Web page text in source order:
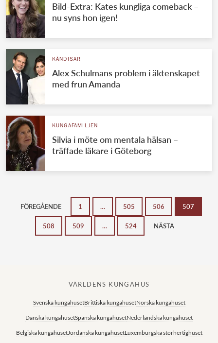
Spanska kungahuset
Nederländska kungahuset
Jordanska kungahuset
Luxemburgska storhertighuset
Marockanska kungahuset
Monacos furstehus
Bild-Extra: Kates kungliga comeback –
nu syns hon igen!
KÄNDISAR
Alex Schulmans problem i äktenskapet
med frun Amanda
KUNGAFAMILJEN
Silvia i möte om mentala hälsan –
träffade läkare i Göteborg
FÖREGÅENDE 1 … 505 506 507
508 509 … 524 NÄSTA
VÄRLDENS KUNGAHUS
Svenska kungahusetBrittiska kungahusetNorska kungahuset
Danska kungahusetSpanska kungahusetNederländska kungahuset
Belgiska kungahusetJordanska kungahusetLuxemburgska storhertighuset